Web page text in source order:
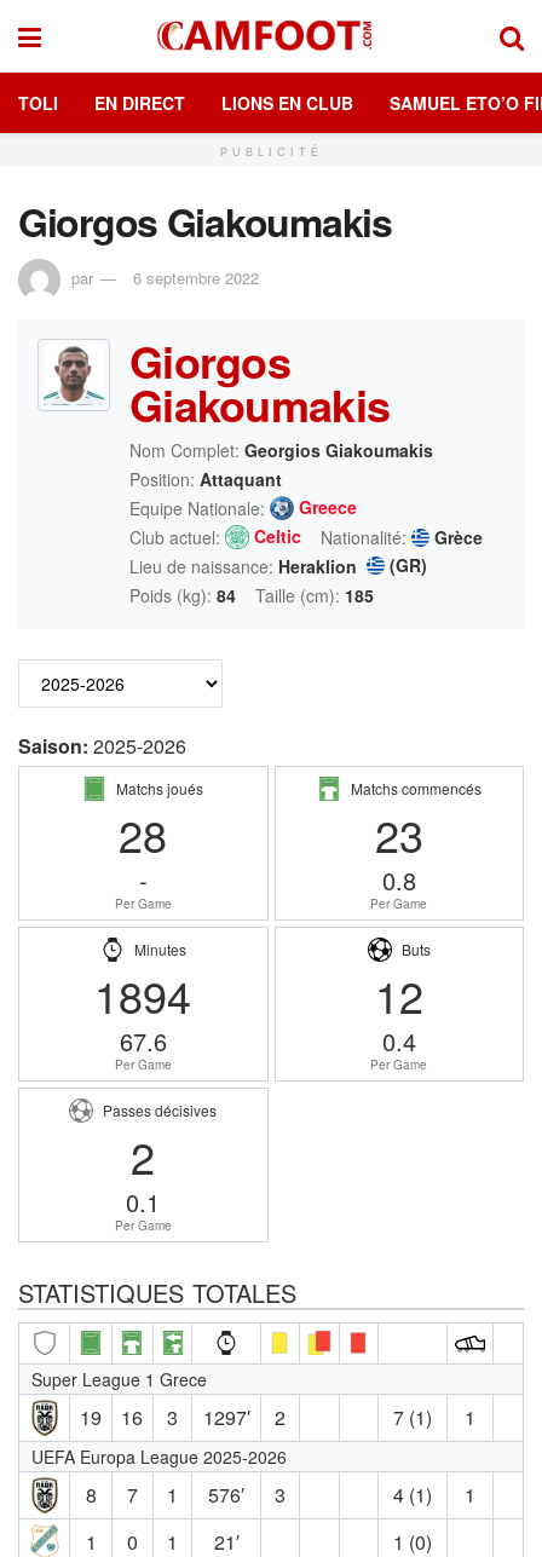
TOLI EN DIRECT LIONS EN CLUB SAMUEL ETO’O
PUBLICITÉ
Giorgos Giakoumakis
par 6 septembre 2022
Giorgos
Giakoumakis
Nom Complet: Georgios Giakoumakis
Position: Attaquant
Equipe Nationale:
Greece
Club actuel:
Celtic Nationalité:
Grèce
Lieu de naissance: Heraklion
(GR)
Poids (kg): 84 Taille (cm): 185
Saison: 2025-2026
Matchs joués
28
-
Per Game
Matchs commencés
23
0.8
Per Game
Minutes
1894
67.6
Per Game
Buts
12
0.4
Per Game
Passes décisives
2
0.1
Per Game
STATISTIQUES TOTALES
Super League 1 Grece
19 16 3 1297′ 2 7 (1) 1
UEFA Europa League 2025-2026
8 7 1 576′ 3 4 (1)
1
1
0 1 21′
1 (0)